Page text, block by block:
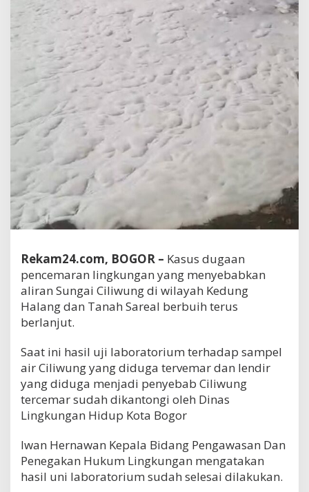
Rekam24.com, BOGOR – Kasus dugaan
pencemaran lingkungan yang menyebabkan
aliran Sungai Ciliwung di wilayah Kedung
Halang dan Tanah Sareal berbuih terus
berlanjut.
Saat ini hasil uji laboratorium terhadap sampel
air Ciliwung yang diduga tervemar dan lendir
yang diduga menjadi penyebab Ciliwung
tercemar sudah dikantongi oleh Dinas
Lingkungan Hidup Kota Bogor
Iwan Hernawan Kepala Bidang Pengawasan Dan
Penegakan Hukum Lingkungan mengatakan
hasil uni laboratorium sudah selesai dilakukan.